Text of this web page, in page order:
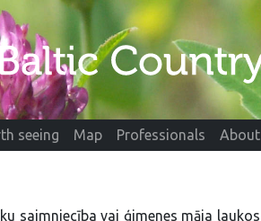
seeing Map Professionals
saimniecība vai ģimenes māja